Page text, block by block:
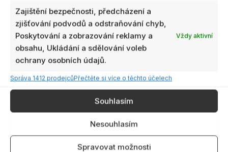
Zajištění bezpečnosti, předcházení a
zjišťování podvodů a odstraňování chyb,
Poskytování a zobrazování reklamy a
obsahu, Ukládání a sdělování voleb
ochrany osobních údajů.
Vždy aktivní
Správa 1412 prodejcůPřečtěte si více o těchto účelech
Souhlasím
Nesouhlasím
Spravovat možnosti
GAONENG GNB 6S 22.2V
4000mAh 10C XT60 Li-
Není skladem
Baterie Defnoco Liion
15000mAh 6S3P XT60 –
Samsung INR21700-50S